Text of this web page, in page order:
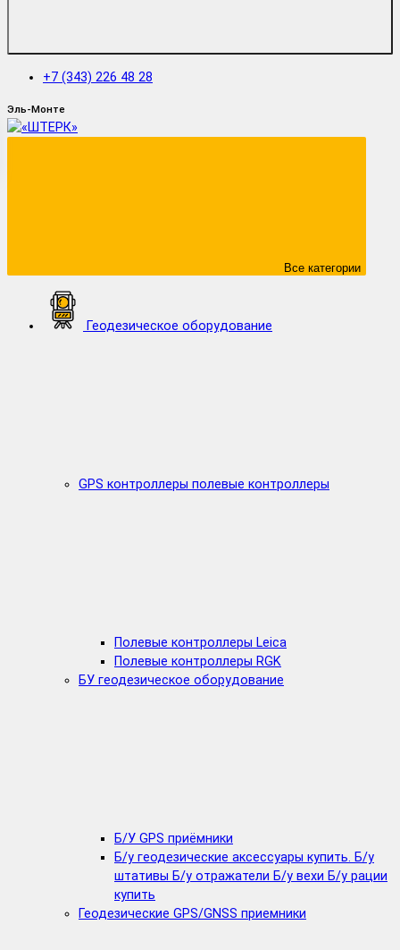
+7 (343) 226 48 28
Эль-Монте
Все категории
Геодезическое оборудование
GPS контроллеры полевые контроллеры
Полевые контроллеры Leica
Полевые контроллеры RGK
БУ геодезическое оборудование
Б/У GPS приёмники
Б/у геодезические аксессуары купить. Б/у
штативы Б/у отражатели Б/у вехи Б/у рации
купить
Геодезические GPS/GNSS приемники